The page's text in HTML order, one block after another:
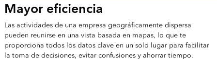
Mayor eficiencia
Las actividades de una empresa geográficamente dispersa
pueden reunirse en una vista basada en mapas, lo que te
proporciona todos los datos clave en un solo lugar para facilitar
la toma de decisiones, evitar confusiones y ahorrar tiempo.